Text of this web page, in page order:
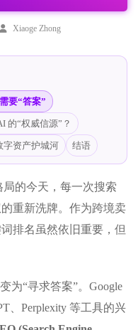
Xiaoge Zhong
要“答案”
的“权威信源”？
字资产护城河 结语
的今天，每一次搜索
重新洗牌。作为跨境卖
排名虽然依旧重要，但
为“寻求答案”。Google
、Perplexity 等工具的兴